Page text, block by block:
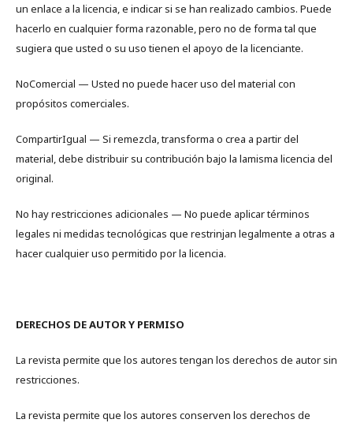
un enlace a la licencia, e indicar si se han realizado cambios. Puede
hacerlo en cualquier forma razonable, pero no de forma tal que
sugiera que usted o su uso tienen el apoyo de la licenciante.
NoComercial — Usted no puede hacer uso del material con
propósitos comerciales.
CompartirIgual — Si remezcla, transforma o crea a partir del
material, debe distribuir su contribución bajo la lamisma licencia del
original.
No hay restricciones adicionales — No puede aplicar términos
legales ni medidas tecnológicas que restrinjan legalmente a otras a
hacer cualquier uso permitido por la licencia.
DERECHOS DE AUTOR Y PERMISO
La revista permite que los autores tengan los derechos de autor sin
restricciones.
La revista permite que los autores conserven los derechos de